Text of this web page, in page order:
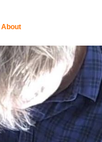
About